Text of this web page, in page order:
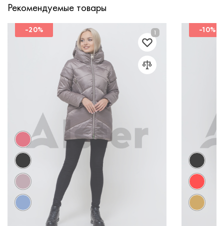
Рекомендуемые товары
-20% -10%